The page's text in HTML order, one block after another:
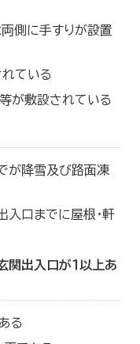
側に手すりが設置
れている
が敷設されている
が降雪及び路面凍
入口までに屋根・軒
関出入口が１以上あ
る